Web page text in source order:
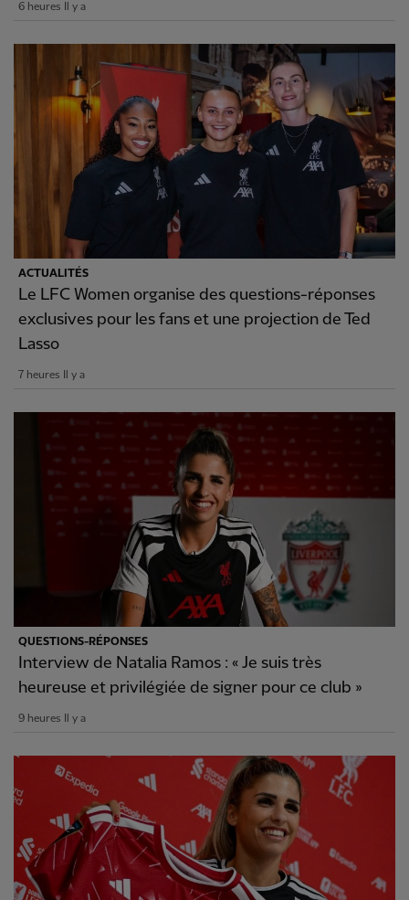
6 heures Il y a
ACTUALITÉS
Le LFC Women organise des questions-réponses
exclusives pour les fans et une projection de Ted
Lasso
7 heures Il y a
QUESTIONS-RÉPONSES
Interview de Natalia Ramos : « Je suis très
heureuse et privilégiée de signer pour ce club »
9 heures Il y a